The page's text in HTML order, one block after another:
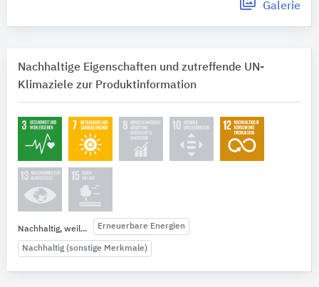
Galerie
Nachhaltige Eigenschaften und zutreffende UN-
Klimaziele zur Produktinformation
Nachhaltig, weil... Erneuerbare Energien
Nachhaltig (sonstige Merkmale)